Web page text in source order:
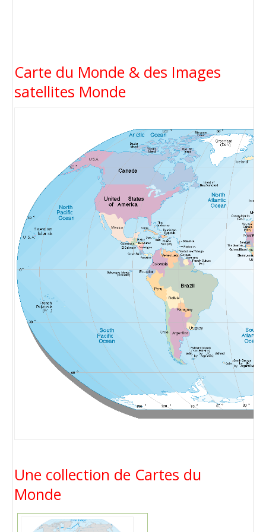
Carte du Monde & des Images
satellites Monde
Une collection de Cartes du
Monde